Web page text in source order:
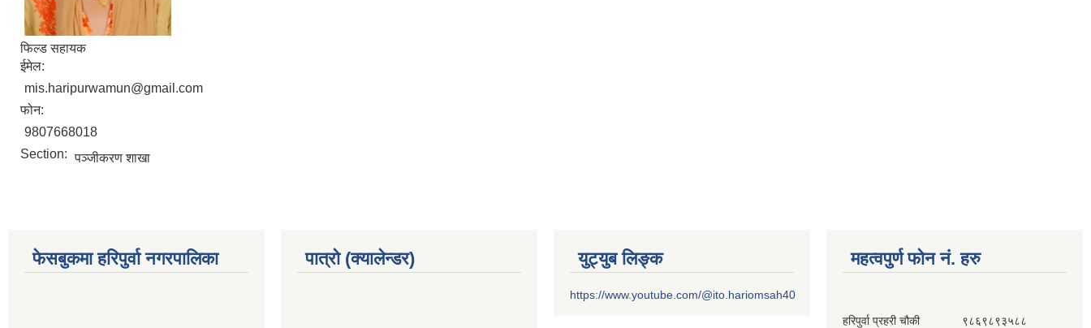
फिल्ड सहायक
ईमेल:
mis.haripurwamun@gmail.com
फोन:
9807668018
Section: पञ्‍जीकरण शाखा
फेसबुकमा हरिपुर्वा नगरपालिका पात्रो (क्यालेन्डर) युट्युब लिङ्क
https://www.youtube.com/@ito.hariomsah40
महत्वपुर्ण फोन नं. हरु
हरिपुर्वा प्रहरी चौकी ९८६९८९३५८८